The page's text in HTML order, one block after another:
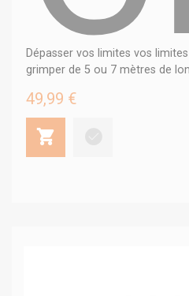
Dépasser vos limites vos
grimper de 5 ou 7 mètres de
49,99 €